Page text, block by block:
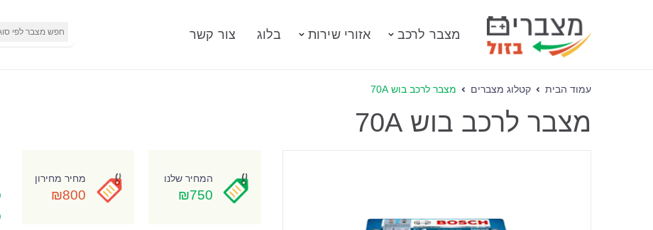
מצבר לרכב אזורי שירות בלוג צור קשר
עמוד הבית קטלוג מצברים מצבר לרכב בוש 70A
מצבר לרכב בוש 70A
המחיר שלנו
₪750
מחיר מחירון
₪800